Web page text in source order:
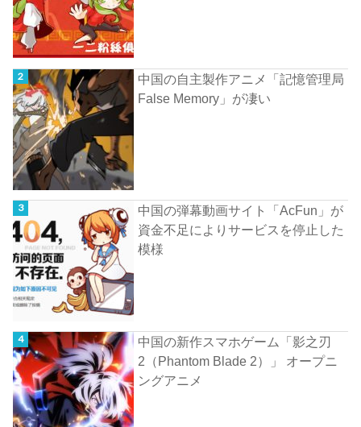
中国の自主製作アニメ「記憶管理局
False Memory」が凄い
中国の弾幕動画サイト「AcFun」が
資金不足によりサービスを停止した
模様
中国の新作スマホゲーム「影之刃
2（Phantom Blade 2）」 オープニ
ングアニメ